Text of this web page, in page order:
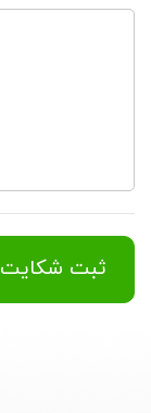
ثبت شکایت